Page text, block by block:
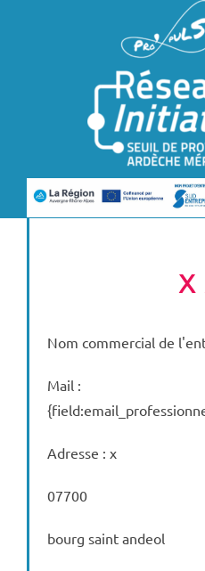
x
Nom commercial de
Mail :
Adresse : x
07700
bourg saint andeol